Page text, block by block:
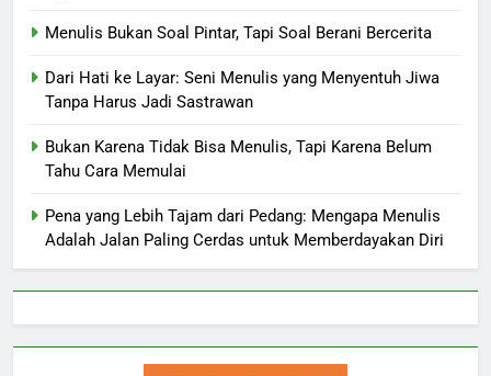
Menulis Bukan Soal Pintar, Tapi Soal Berani Bercerita
Dari Hati ke Layar: Seni Menulis yang Menyentuh Jiwa
Tanpa Harus Jadi Sastrawan
Bukan Karena Tidak Bisa Menulis, Tapi Karena Belum
Tahu Cara Memulai
Pena yang Lebih Tajam dari Pedang: Mengapa Menulis
Adalah Jalan Paling Cerdas untuk Memberdayakan Diri